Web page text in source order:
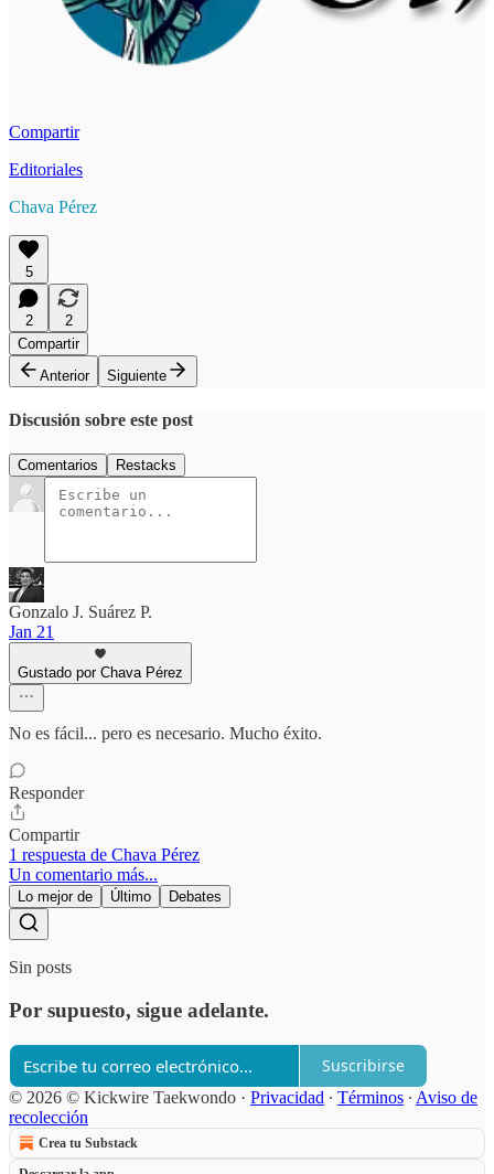
Compartir
Editoriales
Chava Pérez
5
2
2
Compartir
Anterior
Siguiente
Discusión sobre este post
Comentarios Restacks
Gonzalo J. Suárez P.
Jan 21
Gustado por Chava Pérez
No es fácil... pero es necesario. Mucho éxito.
Responder
Compartir
1 respuesta de Chava Pérez
Un comentario más...
Lo mejor de Último Debates
Sin posts
Por supuesto, sigue adelante.
Suscribirse
© 2026 © Kickwire Taekwondo · Privacidad ∙ Términos ∙ Aviso de
recolección
Crea tu Substack